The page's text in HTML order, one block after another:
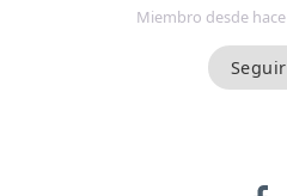
Miembro desde